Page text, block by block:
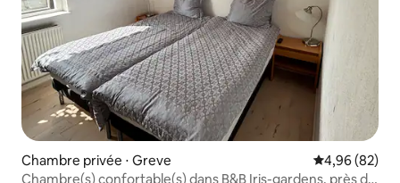
Chambre privée ⋅ Greve Évaluation
4,96 (82)
Chambre(s) confortable(s) dans B&B Iris-gardens, près de